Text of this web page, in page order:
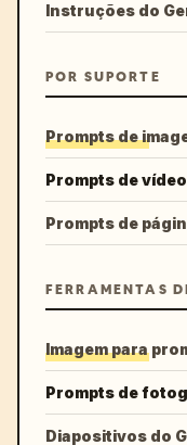
Instruções do
POR SUPORTE
Prompts de
Prompts de vídeo
Prompts de
FERRAMENTAS
Imagem para
Prompts de
Diapositivos do